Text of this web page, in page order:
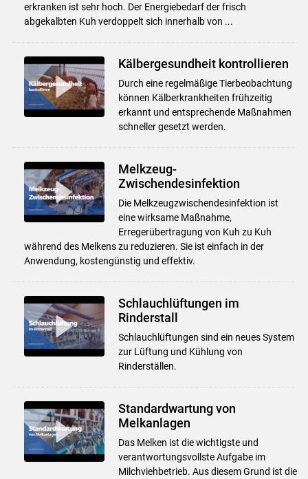
erkranken ist sehr hoch. Der Energiebedarf der frisch
abgekalbten Kuh verdoppelt sich innerhalb von ...
Kälbergesundheit kontrollieren
Durch eine regelmäßige Tierbeobachtung
können Kälberkrankheiten frühzeitig
erkannt und entsprechende Maßnahmen
schneller gesetzt werden.
Melkzeug-
Zwischendesinfektion
Die Melkzeugzwischendesinfektion ist
eine wirksame Maßnahme,
Erregerübertragung von Kuh zu Kuh
während des Melkens zu reduzieren. Sie ist einfach in der
Anwendung, kostengünstig und effektiv.
Schlauchlüftungen im
Rinderstall
Schlauchlüftungen sind ein neues System
zur Lüftung und Kühlung von
Rinderställen.
Standardwartung von
Melkanlagen
Das Melken ist die wichtigste und
verantwortungsvollste Aufgabe im
Milchviehbetrieb. Aus diesem Grund ist die